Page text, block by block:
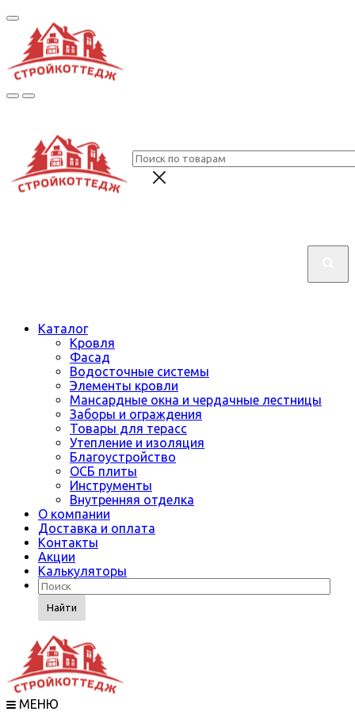
Каталог
Кровля
Фасад
Водосточные системы
Элементы кровли
Мансардные окна и чердачные лестницы
Заборы и ограждения
Товары для терасс
Утепление и изоляция
Благоустройство
ОСБ плиты
Инструменты
Внутренняя отделка
О компании
Доставка и оплата
Контакты
Акции
Калькуляторы
Найти
МЕНЮ